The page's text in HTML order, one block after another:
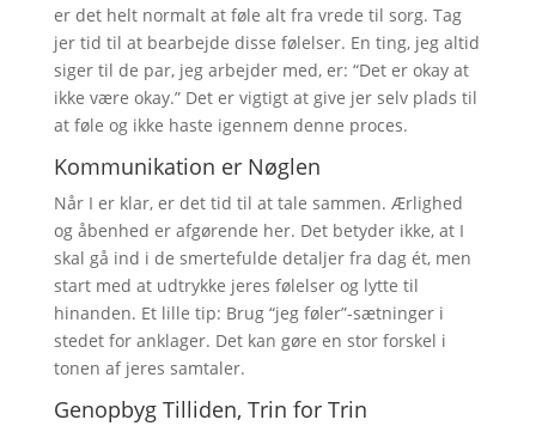
er det helt normalt at føle alt fra vrede til sorg. Tag
jer tid til at bearbejde disse følelser. En ting, jeg altid
siger til de par, jeg arbejder med, er: “Det er okay at
ikke være okay.” Det er vigtigt at give jer selv plads til
at føle og ikke haste igennem denne proces.
Kommunikation er Nøglen
Når I er klar, er det tid til at tale sammen. Ærlighed
og åbenhed er afgørende her. Det betyder ikke, at I
skal gå ind i de smertefulde detaljer fra dag ét, men
start med at udtrykke jeres følelser og lytte til
hinanden. Et lille tip: Brug “jeg føler”-sætninger i
stedet for anklager. Det kan gøre en stor forskel i
tonen af jeres samtaler.
Genopbyg Tilliden, Trin for Trin